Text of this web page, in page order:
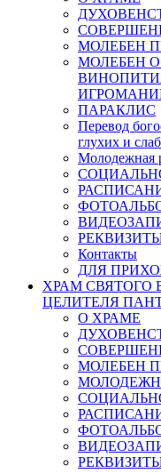
МОЛЕБЕН
МОЛЕБЕН
ПАРАКЛИС
Перевод
глухих и
Молодежная
Контакты
ДЛЯ
ХРАМ СВЯТОГО
ЦЕЛИТЕЛЯ
О ХРАМЕ
МОЛЕБЕН